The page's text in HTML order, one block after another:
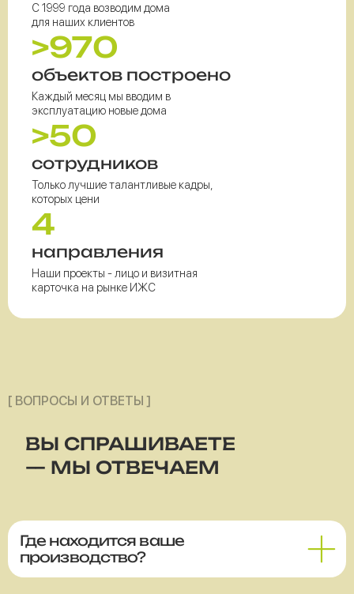
С 1999 года возводим дома
для наших клиентов
>970
объектов построено
Каждый месяц мы вводим в
эксплуатацию новые дома
>50
сотрудников
Только лучшие талантливые кадры,
которых цени
4
направления
Наши проекты - лицо и визитная
карточка на рынке ИЖС
[ ВОПРОСЫ И ОТВЕТЫ ]
ВЫ СПРАШИВАЕТЕ
— МЫ ОТВЕЧАЕМ
Где находится ваше
производство?